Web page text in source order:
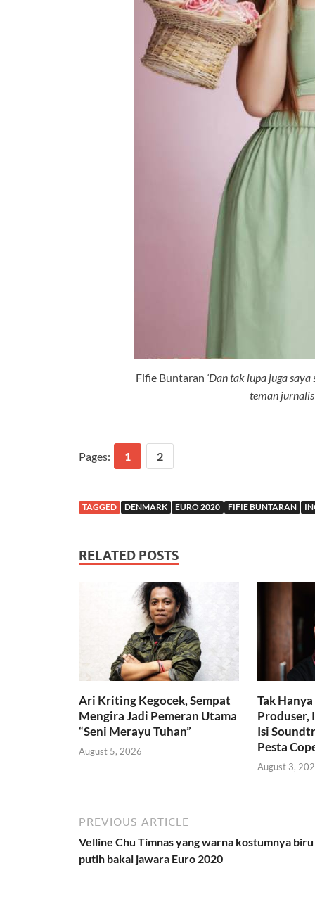
Fifie Buntaran ‘Dan tak lupa juga
teman
Pages: 1 2
TAGGED DENMARK EURO 2020 FIFIE BUNTARAN
RELATED POSTS
Ari Kriting Kegocek, Sempat
Mengira Jadi Pemeran Utama
“Seni Merayu Tuhan”
August 5, 2026
Tak
Produser,
Isi
Pesta
August 3,
PREVIOUS ARTICLE
Velline Chu Timnas yang warna kostumnya biru
putih bakal jawara Euro 2020